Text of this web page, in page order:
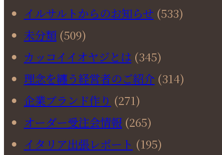
イルサルトからのお知らせ (533)
未分類 (509)
カッコイイオヤジとは (345)
理念を纏う経営者のご紹介 (314)
企業ブランド作り (271)
オーダー受注会情報 (265)
イタリア出張レポート (195)